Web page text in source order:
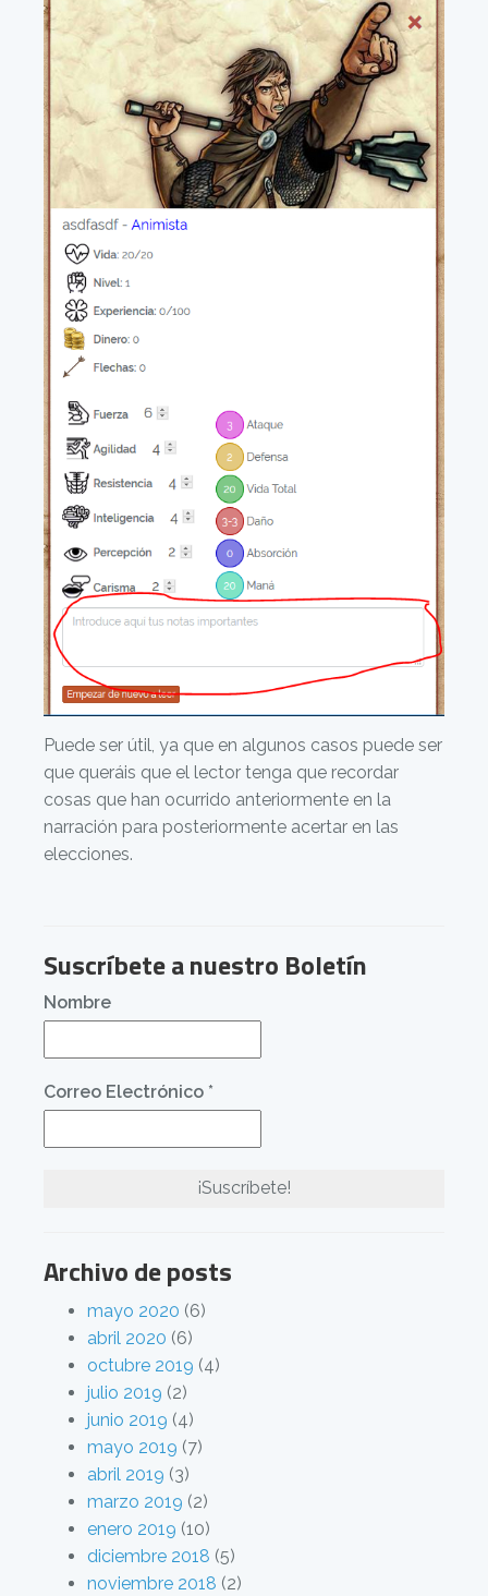
Puede ser útil, ya que en algunos casos puede ser
que queráis que el lector tenga que recordar
cosas que han ocurrido anteriormente en la
narración para posteriormente acertar en las
elecciones.
Suscríbete a nuestro Boletín
Nombre
Correo Electrónico *
Archivo de posts
mayo 2020 (6)
abril 2020 (6)
octubre 2019 (4)
julio 2019 (2)
junio 2019 (4)
mayo 2019 (7)
abril 2019 (3)
marzo 2019 (2)
enero 2019 (10)
diciembre 2018 (5)
noviembre 2018 (2)